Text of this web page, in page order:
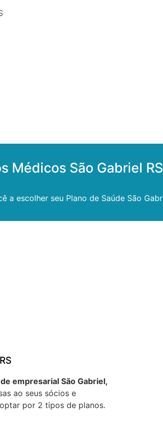
Médicos São Gabriel RS
escolher seu Plano de Saúde São
empresarial São Gabriel,
ao seus sócios e
por 2 tipos de planos.